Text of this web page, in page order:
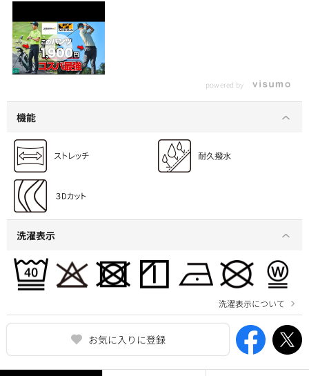
お気に入りに登録
【これは使える!!】衝
撃的なコスパを実現し
ルフの全商品をすべて
紹介します！（パンツ
編）
powered by
機能
洗濯表示
洗濯表示について